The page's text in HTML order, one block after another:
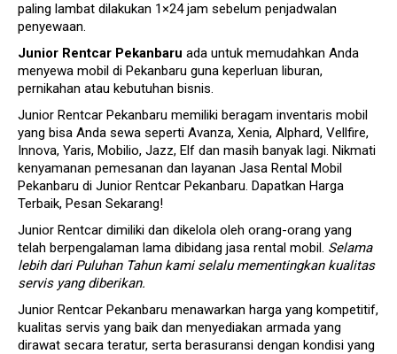
paling lambat dilakukan 1×24 jam sebelum penjadwalan
penyewaan.
Junior Rentcar Pekanbaru ada untuk memudahkan Anda
menyewa mobil di Pekanbaru guna keperluan liburan,
pernikahan atau kebutuhan bisnis.
Junior Rentcar Pekanbaru memiliki beragam inventaris mobil
yang bisa Anda sewa seperti Avanza, Xenia, Alphard, Vellfire,
Innova, Yaris, Mobilio, Jazz, Elf dan masih banyak lagi. Nikmati
kenyamanan pemesanan dan layanan Jasa Rental Mobil
Pekanbaru di Junior Rentcar Pekanbaru. Dapatkan Harga
Terbaik, Pesan Sekarang!
Junior Rentcar dimiliki dan dikelola oleh orang-orang yang
telah berpengalaman lama dibidang jasa rental mobil. Selama
lebih dari Puluhan Tahun kami selalu mementingkan kualitas
servis yang diberikan.
Junior Rentcar Pekanbaru menawarkan harga yang kompetitif,
kualitas servis yang baik dan menyediakan armada yang
dirawat secara teratur, serta berasuransi dengan kondisi yang